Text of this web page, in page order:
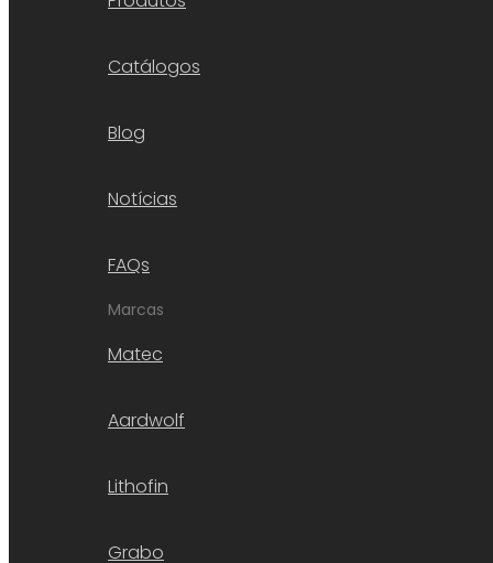
Catálogos
Blog
Notícias
FAQs
Marcas
Matec
Aardwolf
Lithofin
Grabo